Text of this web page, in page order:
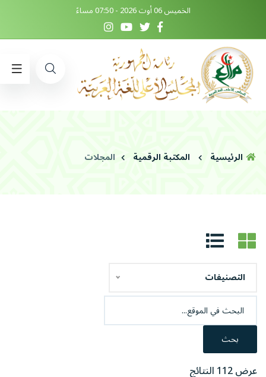
الخميس 06 أوت 2026 - 07:50 مساءً
الرئيسية المكتبة الرقمية المجلات
التصنيفات
بحث
عرض 112 النتائج